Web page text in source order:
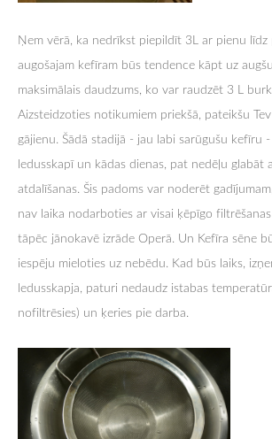
Ņem vērā, ka nedrīkst piepildīt 3L ar pienu līdz
augošajam kefīram būs tendence kāpt uz
maksimālais daudzums, ko var raudzēt 3 L
Aizsteidzoties notikumiem priekšā, pateikšu
gājienu. Šādā stadijā - jau labi sarūgušu kefīru
ledusskapī un kādas dienas, pat nedēļu glabāt
atdalīšanas. Šis padoms var noderēt
nav laika nodarboties ar visai ķēpīgo
tāpēc jānokavē izrāde Operā. Un Kefīra sēne
iespēju mieloties uz nebēdu. Kad būs laiks,
ledusskapja, paturi nedaudz istabas
nofiltrēsies) un ķeries pie darba.